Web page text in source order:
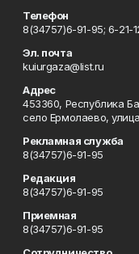
Телефон
8(34757)6-91-95; 6-21-
Эл. почта
kuiurgaza@list.ru
Адрес
453360, Республика
село Ермолаево,
Рекламная служба
8(34757)6-91-95
Редакция
8(34757)6-91-95
Приемная
8(34757)6-91-95